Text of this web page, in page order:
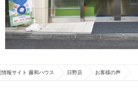
報サイト 藤和ハウス 日野店 お客様の声